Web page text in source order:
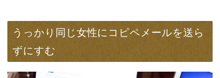
うっかり同じ女性にコピペメールを送ら
ずにすむ